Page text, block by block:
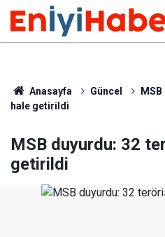
Anasayfa Güncel
hale getirildi
MSB duyurdu: 32
getirildi